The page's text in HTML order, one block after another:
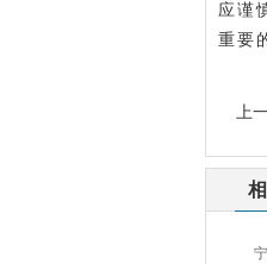
应谨
重要
上